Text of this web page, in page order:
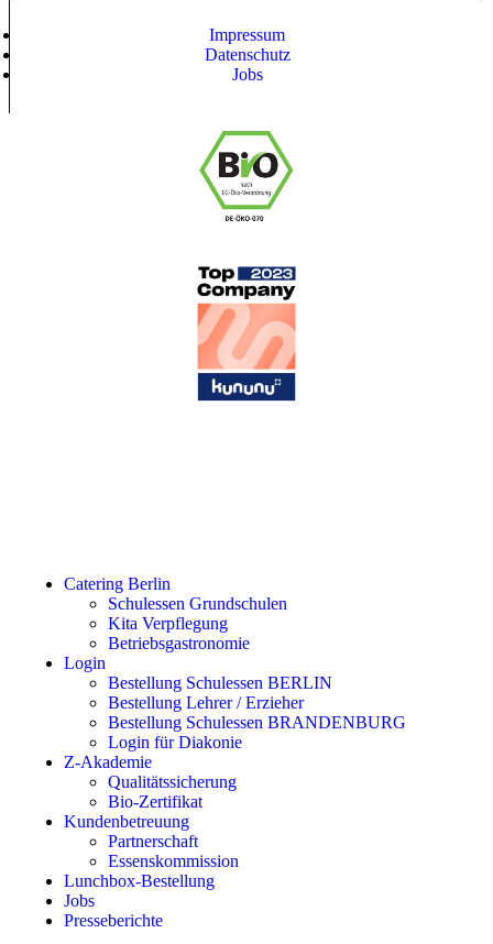
Impressum
Datenschutz
Jobs
Catering Berlin
Schulessen Grundschulen
Kita Verpflegung
Betriebsgastronomie
Login
Bestellung Schulessen BERLIN
Bestellung Lehrer / Erzieher
Bestellung Schulessen BRANDENBURG
Login für Diakonie
Z-Akademie
Qualitätssicherung
Bio-Zertifikat
Kundenbetreuung
Partnerschaft
Essenskommission
Lunchbox-Bestellung
Jobs
Presseberichte